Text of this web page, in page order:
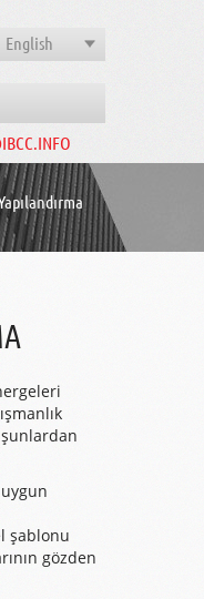
English
şablonu
gözden